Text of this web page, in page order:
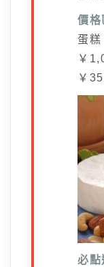
價格
蛋糕
￥
￥
必點